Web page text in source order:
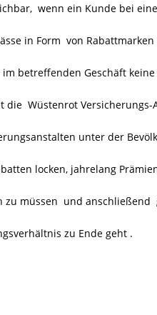
wenn ein Kunde bei
in Form von
betreffenden Geschäft
die Wüstenrot
unter der
locken, jahrelang
zu müssen und anschließend
zu Ende geht .